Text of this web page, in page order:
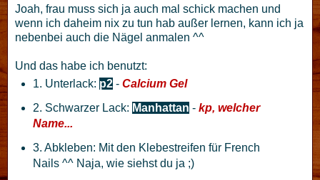
Joah, frau muss sich ja auch mal schick machen und
wenn ich daheim nix zu tun hab außer lernen, kann ich ja
nebenbei auch die Nägel anmalen ^^
Und das habe ich benutzt:
1. Unterlack: p2- Calcium Gel
2. Schwarzer Lack: Manhattan - kp, welcher
Name...
3. Abkleben: Mit den Klebestreifen für French
Nails ^^ Naja, wie siehst du ja ;)